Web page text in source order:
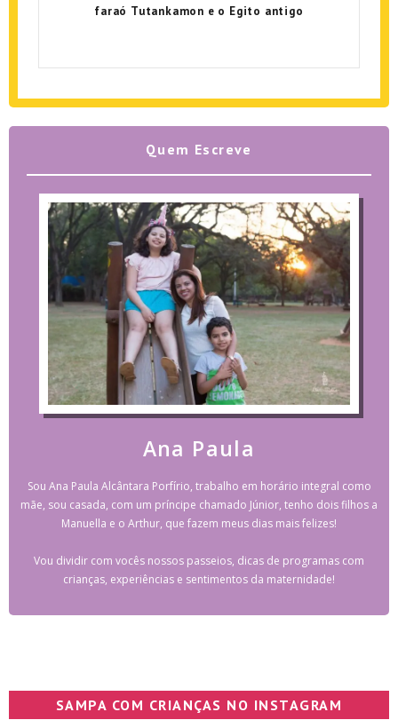
faraó Tutankamon e o Egito antigo
Quem Escreve
Ana Paula
Sou Ana Paula Alcântara Porfírio, trabalho em horário integral como
mãe, sou casada, com um príncipe chamado Júnior, tenho dois filhos a
Manuella e o Arthur, que fazem meus dias mais felizes!
Vou dividir com vocês nossos passeios, dicas de programas com
crianças, experiências e sentimentos da maternidade!
SAMPA COM CRIANÇAS NO INSTAGRAM